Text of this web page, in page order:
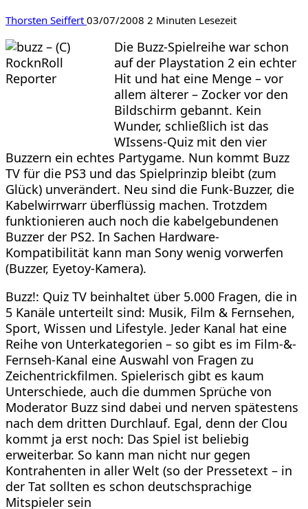
Thorsten Seiffert 03/07/2008 2 Minuten Lesezeit
Die Buzz-Spielreihe war schon
auf der Playstation 2 ein echter
Hit und hat eine Menge – vor
allem älterer – Zocker vor den
Bildschirm gebannt. Kein
Wunder, schließlich ist das
WIssens-Quiz mit den vier
Buzzern ein echtes Partygame. Nun kommt Buzz
TV für die PS3 und das Spielprinzip bleibt (zum
Glück) unverändert. Neu sind die Funk-Buzzer, die
Kabelwirrwarr überflüssig machen. Trotzdem
funktionieren auch noch die kabelgebundenen
Buzzer der PS2. In Sachen Hardware-
Kompatibilität kann man Sony wenig vorwerfen
(Buzzer, Eyetoy-Kamera).
Buzz!: Quiz TV beinhaltet über 5.000 Fragen, die in
5 Kanäle unterteilt sind: Musik, Film & Fernsehen,
Sport, Wissen und Lifestyle. Jeder Kanal hat eine
Reihe von Unterkategorien – so gibt es im Film-&-
Fernseh-Kanal eine Auswahl von Fragen zu
Zeichentrickfilmen. Spielerisch gibt es kaum
Unterschiede, auch die dummen Sprüche von
Moderator Buzz sind dabei und nerven spätestens
nach dem dritten Durchlauf. Egal, denn der Clou
kommt ja erst noch: Das Spiel ist beliebig
erweiterbar. So kann man nicht nur gegen
Kontrahenten in aller Welt (so der Pressetext – in
der Tat sollten es schon deutschsprachige
Mitspieler sein